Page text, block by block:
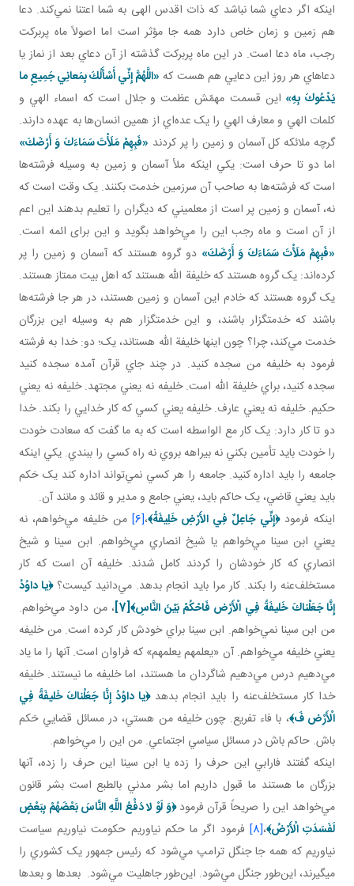
اينکه اگر دعاي شما نباشد که ذات اقدس الهی به شما اعتنا نمي‌کند. دعا
هم زمين و زمان خاص دارد همه جا مؤثر است اما اصولاً ماه پربرکت
رجب، ماه دعا است. در اين ماه پربرکت گذشته از آن دعاي بعد از نماز يا
دعاهاي هر روز اين دعايي هم هست که «اللَّهُمَّ إِنِّي أَسْأَلُكَ بِمَعانِي جَمِيعِ ما
يَدْعُوكَ بِهِ» اين قسمت مهمّش عظمت و جلال است که اسماء الهي و
کلمات الهي و معارف الهي را يک عده‌اي از همين انسان‌ها به عهده دارند.
گرچه ملائکه کل آسمان و زمين را پر کردند «فَبِهِمْ مَلَأْتَ سَمَاءَكَ وَ أَرْضَكَ»
اما دو تا حرف است: يکي اينکه ملأ آسمان و زمين به وسيله فرشته‌ها
است که فرشته‌ها به صاحب آن سرزمين خدمت بکنند. يک وقت است که
نه، آسمان و زمين پر است از معلميني که ديگران را تعليم بدهند اين اعم
از آن است و ماه رجب اين را مي‌خواهد بگويد و اين برای ائمه است.
«فَبِهِمْ مَلَأْتَ سَمَاءَكَ وَ أَرْضَكَ» دو گروه هستند که آسمان و زمين را پر
کرده‌اند: يک گروه هستند که خليفة الله‌ هستند که اهل بيت ممتاز هستند.
يک گروه هستند که خادم اين آسمان و زمين‌ هستند، در هر جا فرشته‌ها
باشند که خدمتگزار باشند، و اين خدمتگزار هم به وسيله اين بزرگان
خدمت مي‌کند، چرا؟ چون اينها خليفة الله هستاند، يک؛ دو: خدا به فرشته
فرمود به خليفه من سجده کنيد. در چند جاي قرآن آمده سجده کنيد
سجده کنيد، براي خليفة الله است. خليفه نه يعني مجتهد. خليفه نه يعني
حکيم. خليفه نه يعني عارف. خليفه يعني کسي که کار خدايي را بکند. خدا
دو تا کار دارد: يک کار مع الواسطه است که به ما گفت که سعادت خودت
را خودت بايد تأمين بکني نه بيراهه بروي نه راه کسي را ببندي. يکي اينکه
جامعه را بايد اداره کنيد. جامعه را هر کسي نمي‌تواند اداره کند يک حَکم
بايد يعني قاضي، يک حاکم بايد، يعني جامع و مدير و قائد و مانند آن.
اينکه فرمود﴿إِنِّي جَاعِلٌ فِي الأَرْضِ خَلِيفَةً﴾،[6]
من خليفه مي‌خواهم، نه
يعني ابن سينا مي‌خواهم يا شيخ انصاري مي‌خواهم. ابن سينا و شيخ
انصاري که کار خودشان را ‌کردند کامل شدند. خليفه آن است که کار
مستخلف‌عنه را بکند. کار مرا بايد انجام بدهد. مي‌دانيد کيست؟﴿يا داوُدُ
إِنَّا جَعَلْناكَ خَليفَةً فِي الْأَرْض فَاحْكُمْ بَيْنَ النَّاسِ﴾[7]
، من داود مي‌خواهم.
من ابن سينا نمي‌خواهم. ابن سينا براي خودش کار کرده است. من خليفه
يعني خليفه مي‌خواهم. آن «يعلمهم يعلمهم» که فراوان است. آنها را ما ياد
مي‌دهيم درس مي‌دهيم شاگردان ما هستند، اما خليفه ما نيستند. خليفه
خدا کار مستخلف‌عنه را بايد انجام بدهد﴿يا داوُدُ إِنَّا جَعَلْناكَ خَليفَةً فِي
الْأَرْض فَ﴾، با فاء تفريع. چون خليفه من هستي، در مسائل قضايي حَکم
باش. حاکم باش در مسائل سياسي اجتماعي. من اين را مي‌خواهم.
اينکه گفتند فارابي اين حرف را زده يا ابن سينا اين حرف را زده، آنها
بزرگان ما هستند ما قبول داريم اما بشر مدني بالطبع است بشر قانون
مي‌خواهد اين را صريحاً قرآن فرمود ﴿وَ لَوْ لا دَفْعُ اللَّهِ النَّاسَ بَعْضَهُمْ بِبَعْضٍ
لَفَسَدَتِ الْأَرْضُ﴾،[8]
فرمود اگر ما حکم نياوريم حکومت نياوريم سياست
نياوريم که همه جا جنگل ترامپ مي‌شود که رئيس جمهور يک کشوري را
می­گيرند، اين‌طور جنگل مي‌شود. اين‌طور جاهليت مي‌شود. بعدها و بعدها